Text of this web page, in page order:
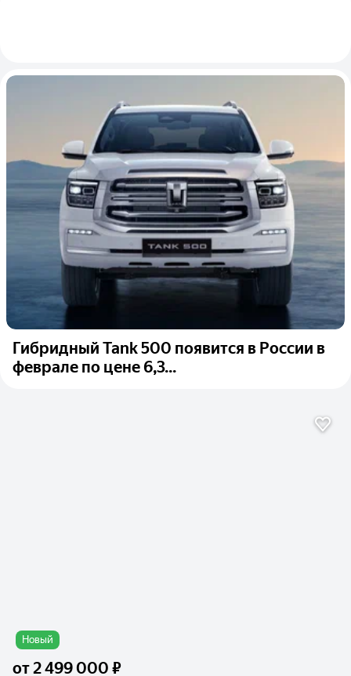
Гибридный Tank 500 появится в России в
феврале по цене 6,3...
Новый
от2 499 000 ₽